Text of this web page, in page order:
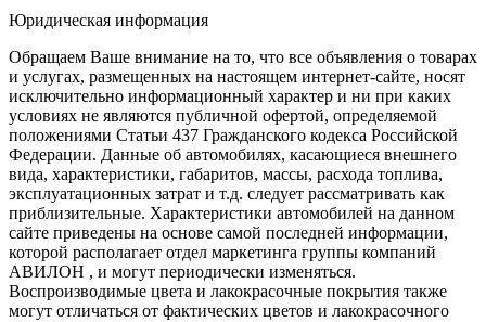
Юридическая информация
Обращаем Ваше внимание на то, что все объявления о товарах
и услугах, размещенных на настоящем интернет-сайте, носят
исключительно информационный характер и ни при каких
условиях не являются публичной офертой, определяемой
положениями Статьи 437 Гражданского кодекса Российской
Федерации. Данные об автомобилях, касающиеся внешнего
вида, характеристики, габаритов, массы, расхода топлива,
эксплуатационных затрат и т.д. следует рассматривать как
приблизительные. Характеристики автомобилей на данном
сайте приведены на основе самой последней информации,
которой располагает отдел маркетинга группы компаний
АВИЛОН , и могут периодически изменяться.
Воспроизводимые цвета и лакокрасочные покрытия также
могут отличаться от фактических цветов и лакокрасочного